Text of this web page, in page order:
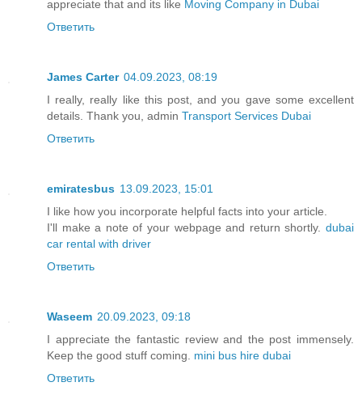
appreciate that and its like Moving Company in Dubai
Ответить
James Carter 04.09.2023, 08:19
I really, really like this post, and you gave some excellent
details. Thank you, admin Transport Services Dubai
Ответить
emiratesbus 13.09.2023, 15:01
I like how you incorporate helpful facts into your article.
I'll make a note of your webpage and return shortly. dubai
car rental with driver
Ответить
Waseem 20.09.2023, 09:18
I appreciate the fantastic review and the post immensely.
Keep the good stuff coming. mini bus hire dubai
Ответить